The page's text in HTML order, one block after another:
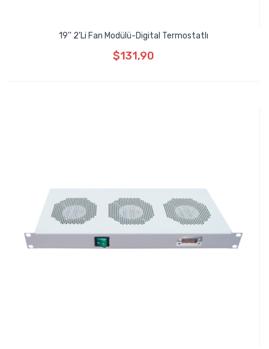
19'' 2'li Fan Modülü-Digital Termostatlı
$131,90